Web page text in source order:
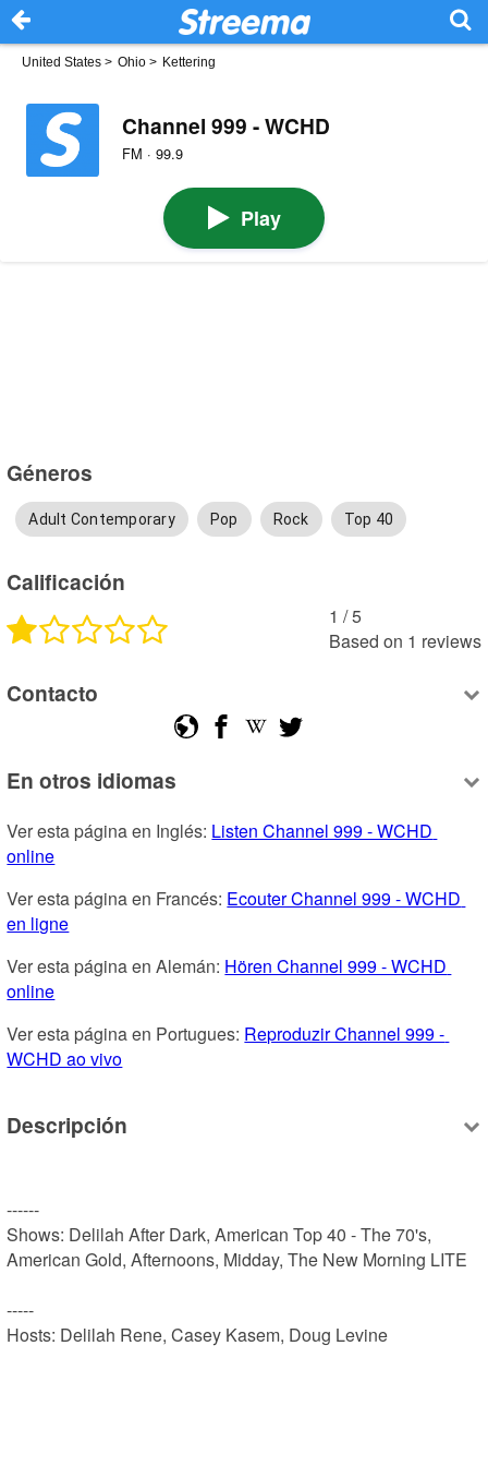
United States > Ohio > Kettering
Channel 999 - WCHD
FM · 99.9
Play
Géneros
Adult Contemporary Pop Rock Top 40
Calificación
1 /5
Based on 1 reviews
Contacto
En otros idiomas
Ver esta página en Inglés: Listen Channel 999 - WCHD
online
Ver esta página en Francés: Ecouter Channel 999 - WCHD
en ligne
Ver esta página en Alemán: Hören Channel 999 - WCHD
online
Ver esta página en Portugues: Reproduzir Channel 999 -
WCHD ao vivo
Descripción
------
Shows: Delilah After Dark, American Top 40 - The 70's,
American Gold, Afternoons, Midday, The New Morning LITE
-----
Hosts: Delilah Rene, Casey Kasem, Doug Levine